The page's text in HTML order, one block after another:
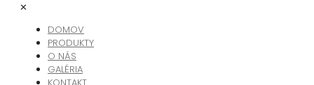
✕
DOMOV
PRODUKTY
O NÁS
GALÉRIA